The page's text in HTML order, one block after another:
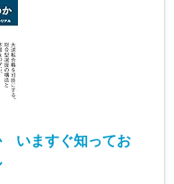
いますぐ知ってお